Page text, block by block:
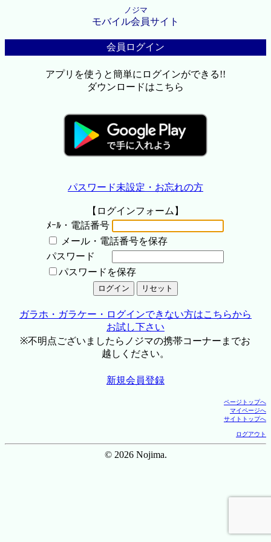
ノジマ
モバイル会員サイト
会員ログイン
アプリを使うと簡単にログインができる!!
ダウンロードはこちら
パスワード未設定・お忘れの方
【ログインフォーム】
ﾒｰﾙ・電話番号
メール・電話番号を保存
パスワード
パスワードを保存
ガラホ・ガラケー・ログインできない方はこちらから
お試し下さい
※不明点ございましたらノジマの携帯コーナーまでお
越しください。
新規会員登録
ページトップへ
マイページへ
サイトトップへ
ログアウト
© 2026 Nojima.